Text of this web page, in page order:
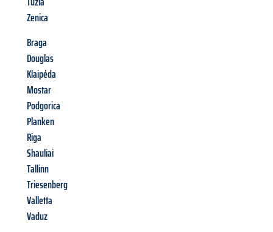
Zenica
Braga
Douglas
Klaipéda
Mostar
Podgorica
Planken
Riga
Shauliai
Tallinn
Triesenberg
Valletta
Vaduz